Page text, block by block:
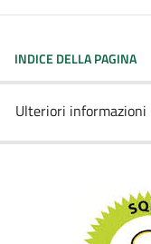
INDICE DELLA PAGINA
Ulteriori informazioni